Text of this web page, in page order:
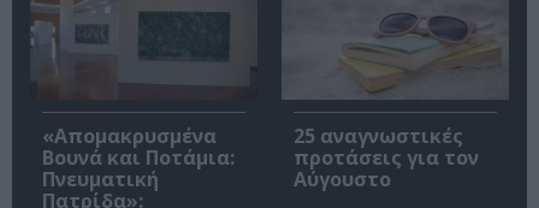
«Απομακρυσμένα
Βουνά και Ποτάμια:
Πνευματική
Πατρίδα»:
25 αναγνωστικές
προτάσεις για τον
Αύγουστο